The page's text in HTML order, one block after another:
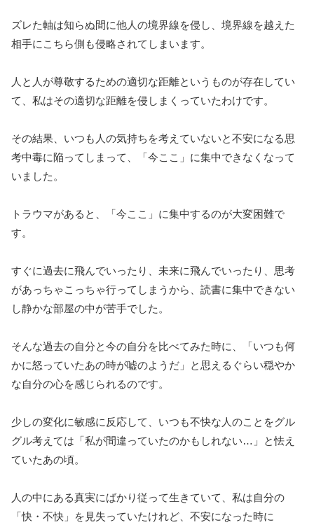
ズレた軸は知らぬ間に他人の境界線を侵し、境界線を越えた
相手にこちら側も侵略されてしまいます。
人と人が尊敬するための適切な距離というものが存在してい
て、私はその適切な距離を侵しまくっていたわけです。
その結果、いつも人の気持ちを考えていないと不安になる思
考中毒に陥ってしまって、「今ここ」に集中できなくなって
いました。
トラウマがあると、「今ここ」に集中するのが大変困難で
す。
すぐに過去に飛んでいったり、未来に飛んでいったり、思考
があっちゃこっちゃ行ってしまうから、読書に集中できない
し静かな部屋の中が苦手でした。
そんな過去の自分と今の自分を比べてみた時に、「いつも何
かに怒っていたあの時が嘘のようだ」と思えるぐらい穏やか
な自分の心を感じられるのです。
少しの変化に敏感に反応して、いつも不快な人のことをグル
グル考えては「私が間違っていたのかもしれない…」と怯え
ていたあの頃。
人の中にある真実にばかり従って生きていて、私は自分の
「快・不快」を見失っていたけれど、不安になった時に